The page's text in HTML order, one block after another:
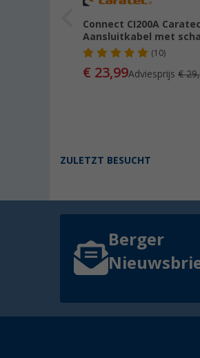
Connect CI200A Caratec
Aansluitkabel met
(10)
€ 23,99Adviesprijs€
ZULETZT BESUCHT
Berger